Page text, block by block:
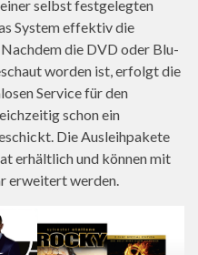
selbst festgelegten
System effektiv die
die DVD oder Blu-
worden ist, erfolgt die
Service für den
schon ein
Die Ausleihpakete
erhältlich und können mit
erweitert werden.